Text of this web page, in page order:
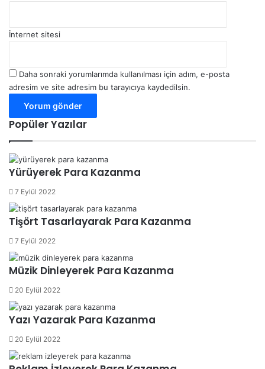
İnternet sitesi
Daha sonraki yorumlarımda kullanılması için adım, e-posta
adresim ve site adresim bu tarayıcıya kaydedilsin.
Popüler Yazılar
Yürüyerek Para Kazanma
7 Eylül 2022
Tişört Tasarlayarak Para Kazanma
7 Eylül 2022
Müzik Dinleyerek Para Kazanma
20 Eylül 2022
Yazı Yazarak Para Kazanma
20 Eylül 2022